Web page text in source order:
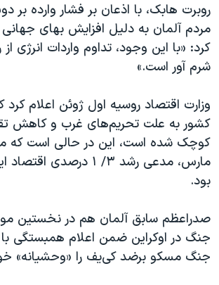
چهل سال گروگان‌گیری
قانون شفافیت دارائی کادر رهبری ایران
اعتراضات مردمی آبان ۹۸
نرگس محمدی برنده جایزه نوبل صلح
همایش محافظه‌کاران آمریکا «سی‌پک»
صفحه‌های ویژه
سفر پرزیدنت ترامپ به چین
روبرت هابک، با اذعان بر فشار وارده بر
مردم آلمان به دلیل افزایش بهای
کرد: «با این وجود، تداوم واردات انرژی
شرم آور است.»
وزارت اقتصاد روسیه اول ژوئن اعلام‌ کرد
کشور به علت تحریم‌های غرب و کاهش
کوچک شده ‌است، این در حالی است که
مارس، مدعی رشد ۳/ ۱
‌بود.
صدراعظم سابق آلمان هم در نخستین
جنگ در اوکراین ضمن اعلام همبستگی
جنگ مسکو برضد کی‌یف را «وحشیانه»